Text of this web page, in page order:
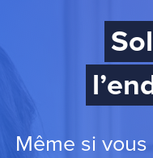
Même si